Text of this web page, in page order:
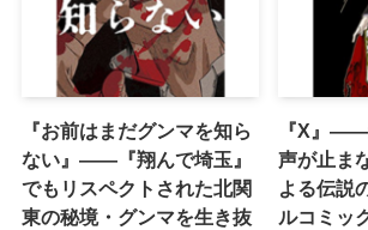
『お前はまだグンマを知ら
ない』――『翔んで埼玉』
でもリスペクトされた北関
東の秘境・グンマを生き抜
『X』
声が止ま
よる伝説
ルコミッ